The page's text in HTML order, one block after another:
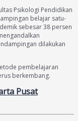
Psikologi Pendidikan
belajar satu-
sebesar 38 persen
dilakukan
pembelajaran
berkembang.
Pusat